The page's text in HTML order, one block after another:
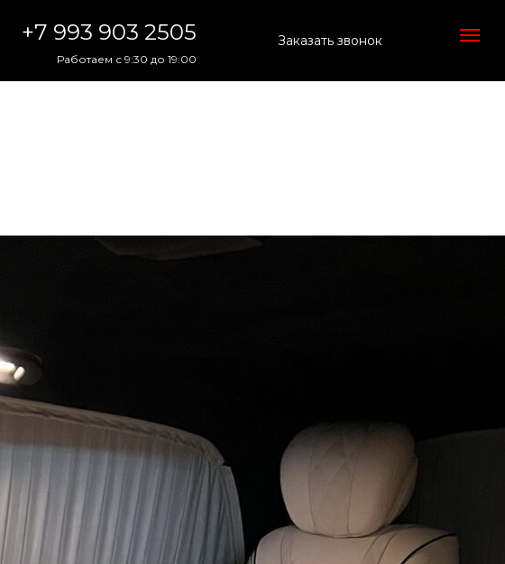
Работаем с 9:30 до 19:00
Заказать звонок
+7 993 903 2505